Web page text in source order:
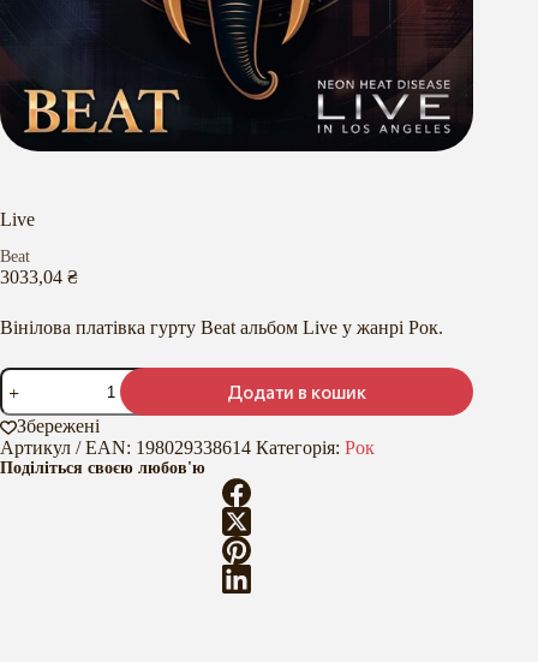
Live
Beat
3033,04 ₴
Вінілова платівка гурту Beat альбом Live у жанрі Рок.
Live
кількість
Додати в кошик
Збережені
Артикул / EAN: 198029338614 Категорія: Рок
Поділіться своєю любов'ю